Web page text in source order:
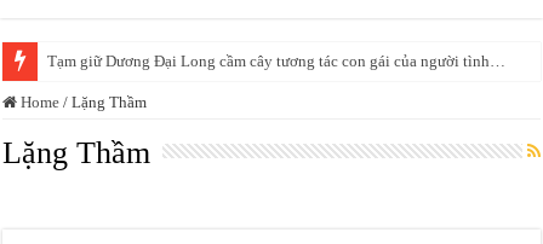
Giả danh lương y để bán thuốc sinh lý nam, thu lợi bất chính 120 tỷ đồng
Home / Lặng Thầm
Lặng Thầm